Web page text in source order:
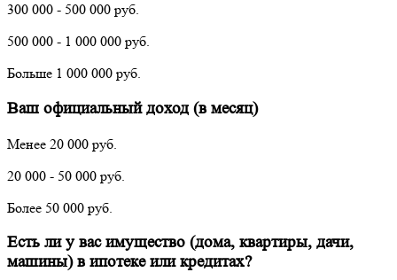
300 000 - 500 000 руб.
500 000 - 1 000 000 руб.
Больше 1 000 000 руб.
Ваш официальный доход (в месяц)
Менее 20 000 руб.
20 000 - 50 000 руб.
Более 50 000 руб.
Есть ли у вас имущество (дома, квартиры, дачи,
машины) в ипотеке или кредитах?